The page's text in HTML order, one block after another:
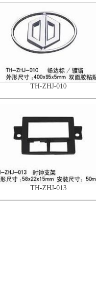
TH-ZHJ-010
TH-ZHJ-013